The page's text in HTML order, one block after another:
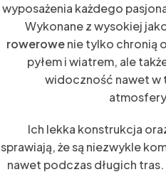
wyposażenia każdego
Wykonane z wysokiej
rowerowenie tylko chronią
pyłem i wiatrem, ale
widoczność nawet w
Ich lekka konstrukcja
sprawiają, że są niezwykle
nawet podczas długich